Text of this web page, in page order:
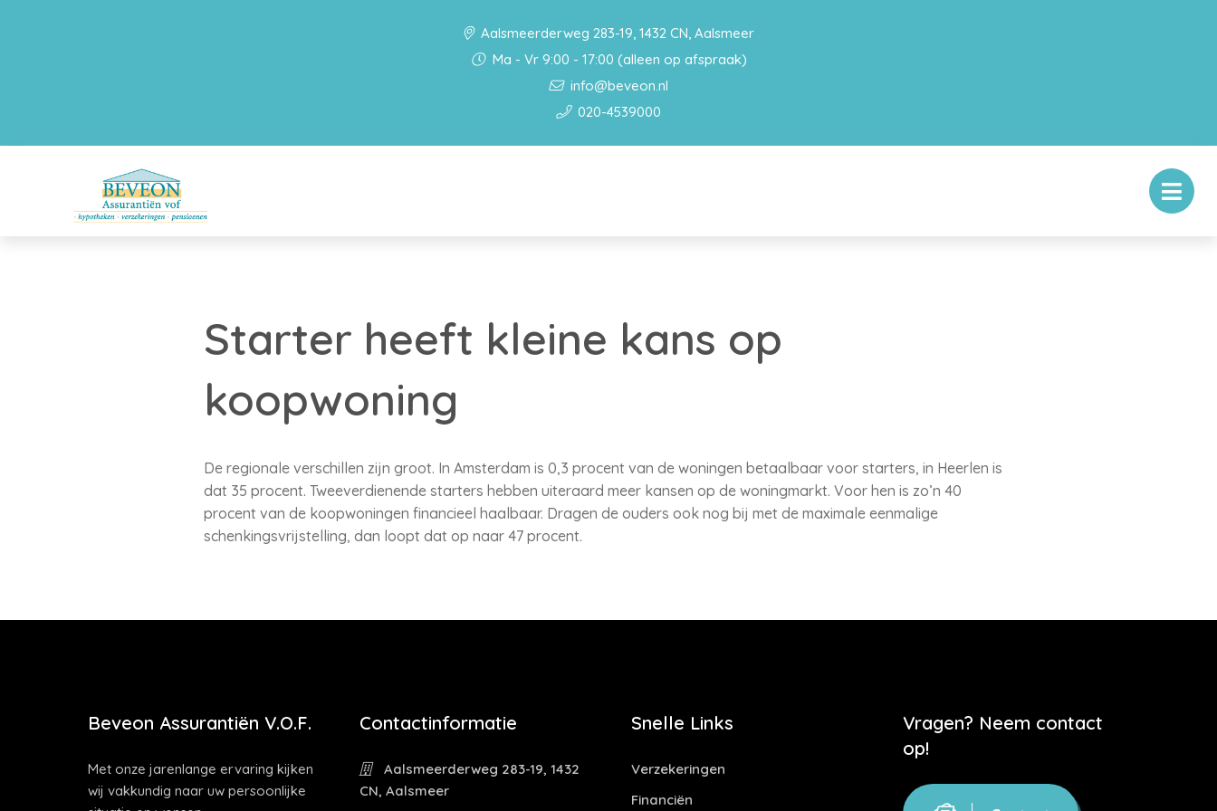
Aalsmeerderweg 283-19, 1432 CN, Aalsmeer
Ma - Vr 9:00 - 17:00 (alleen op afspraak)
info@beveon.nl
020-4539000
Starter heeft kleine kans op
koopwoning
De regionale verschillen zijn groot. In Amsterdam is 0,3 procent van de woningen betaalbaar voor starters, in Heerlen is
dat 35 procent. Tweeverdienende starters hebben uiteraard meer kansen op de woningmarkt. Voor hen is zo’n 40
procent van de koopwoningen financieel haalbaar. Dragen de ouders ook nog bij met de maximale eenmalige
schenkingsvrijstelling, dan loopt dat op naar 47 procent.
Beveon Assurantiën V.O.F.
Met onze jarenlange ervaring kijken
wij vakkundig naar uw persoonlijke
Contactinformatie
Aalsmeerderweg 283-19, 1432
CN, Aalsmeer
Snelle Links
Verzekeringen
Financiën
Vragen? Neem contact
op!